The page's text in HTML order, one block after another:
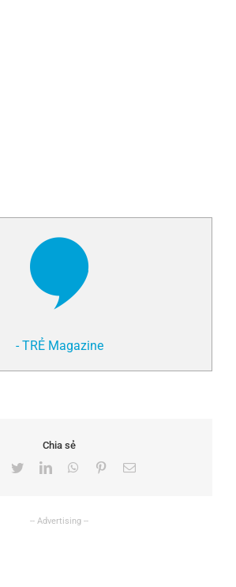
- TRẺ Magazine
Chia sẻ
Facebook
TwitterLinkedInWhatsApp
PinterestEmail